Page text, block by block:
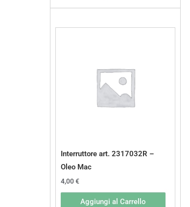
Interruttore art. 2317032R –
Oleo Mac
4,00€
Aggiungi al Carrello